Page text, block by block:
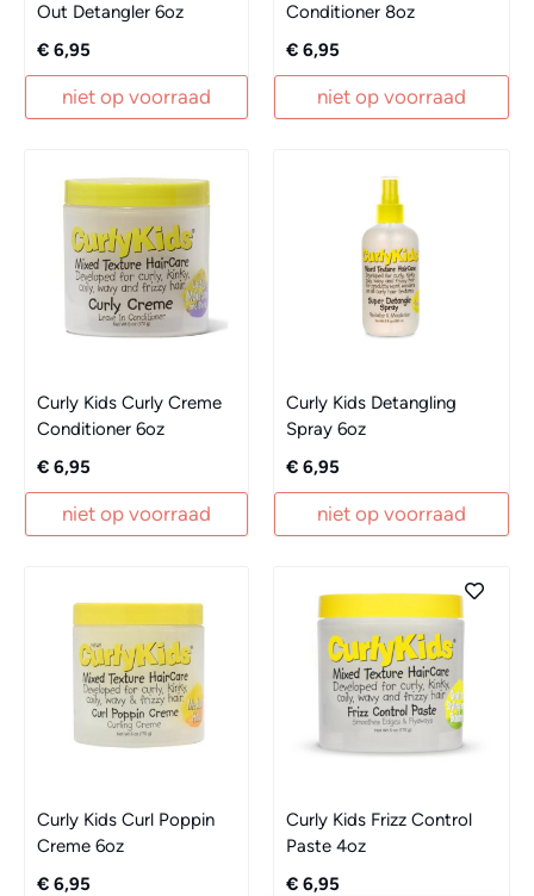
Out Detangler 6oz
€ 6,95
niet op voorraad
Conditioner 8oz
€ 6,95
niet op voorraad
Curly Kids Curly Creme
Conditioner 6oz
€ 6,95
niet op voorraad
Curly Kids Detangling
Spray 6oz
€ 6,95
niet op voorraad
Curly Kids Curl Poppin
Creme 6oz
€ 6,95
Curly Kids Frizz Control
Paste 4oz
€ 6,95